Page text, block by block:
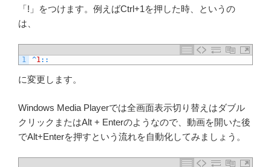
「!」をつけます。例えばCtrl+1を押した時、というの
は、
1 ^1::
に変更します。
Windows Media Playerでは全画面表示切り替えはダブル
クリックまたはAlt + Enterのようなので、動画を開いた後
でAlt+Enterを押すという流れを自動化してみましょう。